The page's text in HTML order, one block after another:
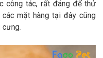
công tác, rất đáng để thử
các mặt hàng tại đây cũng
cưng.